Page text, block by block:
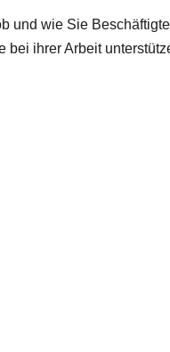
und wie Sie
bei ihrer Arbeit